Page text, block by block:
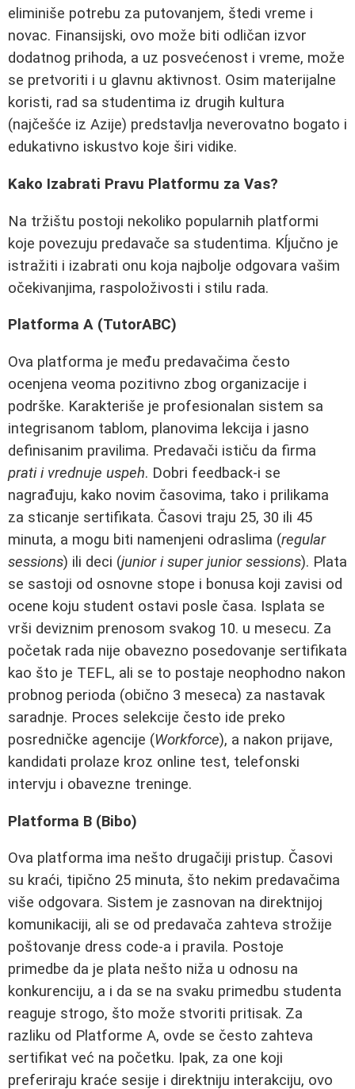
eliminiše potrebu za putovanjem, štedi vreme i
novac. Finansijski, ovo može biti odličan izvor
dodatnog prihoda, a uz posvećenost i vreme, može
se pretvoriti i u glavnu aktivnost. Osim materijalne
koristi, rad sa studentima iz drugih kultura
(najčešće iz Azije) predstavlja neverovatno bogato i
edukativno iskustvo koje širi vidike.
Kako Izabrati Pravu Platformu za Vas?
Na tržištu postoji nekoliko popularnih platformi
koje povezuju predavače sa studentima. Kĺjučno je
istražiti i izabrati onu koja najbolje odgovara vašim
očekivanjima, raspoloživosti i stilu rada.
Platforma A (TutorABC)
Ova platforma je među predavačima često
ocenjena veoma pozitivno zbog organizacije i
podrške. Karakteriše je profesionalan sistem sa
integrisanom tablom, planovima lekcija i jasno
definisanim pravilima. Predavači ističu da firma
prati i vrednuje uspeh. Dobri feedback-i se
nagrađuju, kako novim časovima, tako i prilikama
za sticanje sertifikata. Časovi traju 25, 30 ili 45
minuta, a mogu biti namenjeni odraslima (regular
sessions) ili deci (junior i super junior sessions). Plata
se sastoji od osnovne stope i bonusa koji zavisi od
ocene koju student ostavi posle časa. Isplata se
vrši deviznim prenosom svakog 10. u mesecu. Za
početak rada nije obavezno posedovanje sertifikata
kao što je TEFL, ali se to postaje neophodno nakon
probnog perioda (obično 3 meseca) za nastavak
saradnje. Proces selekcije često ide preko
posredničke agencije (Workforce), a nakon prijave,
kandidati prolaze kroz online test, telefonski
intervju i obavezne treninge.
Platforma B (Bibo)
Ova platforma ima nešto drugačiji pristup. Časovi
su kraći, tipično 25 minuta, što nekim predavačima
više odgovara. Sistem je zasnovan na direktnijoj
komunikaciji, ali se od predavača zahteva strožije
poštovanje dress code-a i pravila. Postoje
primedbe da je plata nešto niža u odnosu na
konkurenciju, a i da se na svaku primedbu studenta
reaguje strogo, što može stvoriti pritisak. Za
razliku od Platforme A, ovde se često zahteva
sertifikat već na početku. Ipak, za one koji
preferiraju kraće sesije i direktniju interakciju, ovo